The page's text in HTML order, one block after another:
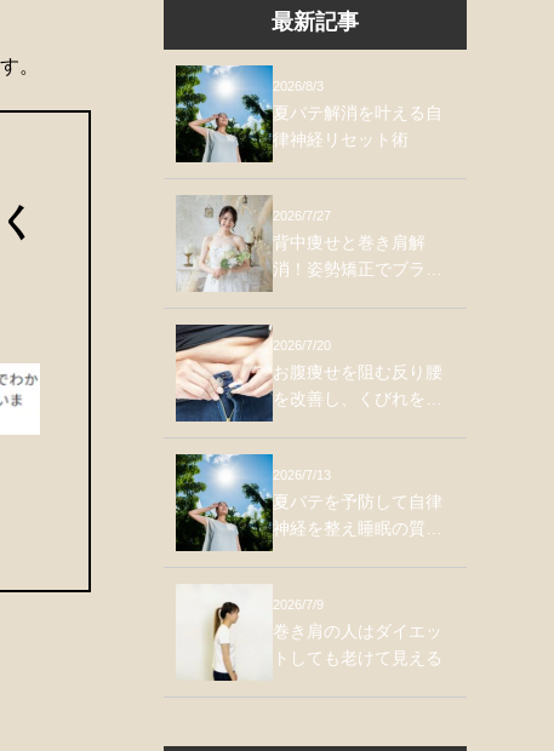
。
最新記事
2026/8/3
夏バテ解消を叶える自
律神経リセット術
2026/7/27
背中痩せと巻き肩解
消！姿勢矯正でブラ肉
2026/7/20
お腹痩せを阻む反り腰
を改善し、くびれを作
2026/7/13
夏バテを予防して自律
神経を整え睡眠の質を
2026/7/9
巻き肩の人はダイエッ
トしても老けて見える